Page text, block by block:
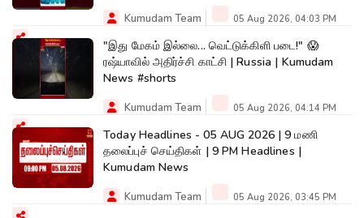
Kumudam Team 05 Aug 2026, 04:03 PM
"இது மேகம் இல்லை... வெட்டுக்கிளி படை!" 😱
ரஷ்யாவில் அதிர்ச்சி காட்சி | Russia | Kumudam
News #shorts
Kumudam Team 05 Aug 2026, 04:14 PM
Today Headlines - 05 AUG 2026 | 9 மணி
தலைப்புச் செய்திகள் | 9 PM Headlines |
Kumudam News
Kumudam Team 05 Aug 2026, 03:45 PM